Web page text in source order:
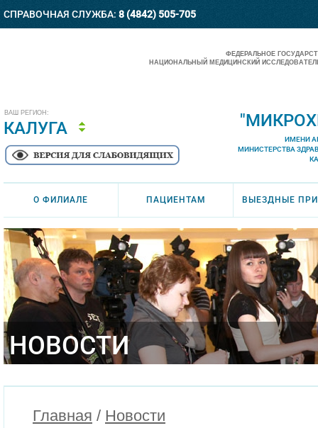
СПРАВОЧНАЯ СЛУЖБА: 8 (4842) 505-705
ВАШ РЕГИОН:
КАЛУГА
ФЕДЕРАЛЬНОЕ
НАЦИОНАЛЬНЫЙ МЕДИЦИНСКИЙ
ИМЕНИ
МИНИСТЕРСТВА
О ФИЛИАЛЕ ПАЦИЕНТАМ ВЫЕЗДНЫЕ
НОВОСТИ
Главная / Новости